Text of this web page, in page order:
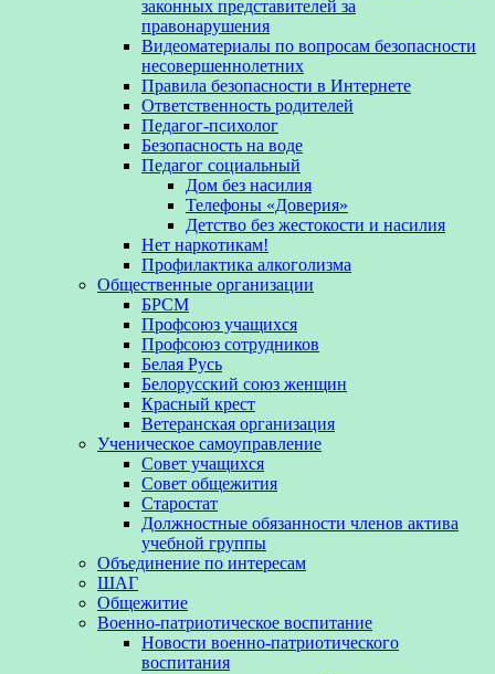
законных представителей за
правонарушения
Видеоматериалы по вопросам безопасности
несовершеннолетних
Правила безопасности в Интернете
Ответственность родителей
Педагог-психолог
Безопасность на воде
Педагог социальный
Дом без насилия
Телефоны «Доверия»
Детство без жестокости и насилия
Нет наркотикам!
Профилактика алкоголизма
Общественные организации
БРСМ
Профсоюз учащихся
Профсоюз сотрудников
Белая Русь
Белорусский союз женщин
Красный крест
Ветеранская организация
Ученическое самоуправление
Совет учащихся
Совет общежития
Старостат
Должностные обязанности членов актива
учебной группы
Объединение по интересам
ШАГ
Общежитие
Военно-патриотическое воспитание
Новости военно-патриотического
воспитания